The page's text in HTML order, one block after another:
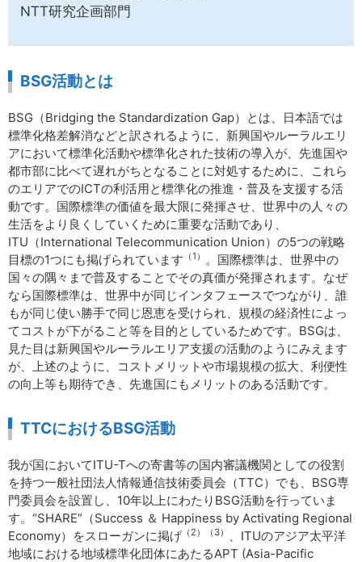
NTT研究企画部門
BSG活動とは
BSG（Bridging the Standardization Gap）とは、日本語では
標準化格差解消などと訳されるように、新興国やルーラルエリ
アにおいて標準化活動や標準化された技術の導入が、先進国や
都市部に比べて遅れがちとなることに対処するために、これら
のエリアでのICTの利活用と標準化の推進・普及を支援する活
動です。国際標準の価値を最大限に発揮させ、世界中の人々の
生活をより良くしていくために重要な活動であり、
ITU（International Telecommunication Union）の5つの戦略
目標の1つにも掲げられています （1） 。国際標準は、世界中の
国々の隅々まで普及することでその真価が発揮されます。なぜ
なら国際標準は、世界中が同じインタフェースでつながり、誰
もが同じ使い勝手で同じ恩恵を受けられ、規模の経済性によっ
てコストが下がること等を目的としているためです。BSGは、
見た目は新興国やルーラルエリア支援の活動のようにみえます
が、上述のように、コストメリットや市場規模の拡大、利便性
の向上等も期待でき、先進国にもメリットのある活動です。
TTCにおけるBSG活動
我が国においてITU-Tへの寄書等の国内審議機関としての役割
を持つ一般社団法人情報通信技術委員会（TTC）でも、BSG専
門委員会を設置し、10年以上にわたりBSG活動を行っていま
す。“SHARE”（Success ＆ Happiness by Activating Regional
Economy）をスローガンに掲げ （2）（3）
、ITUのアジア太平洋
地域における地域標準化団体にあたるAPT (Asia-Pacific